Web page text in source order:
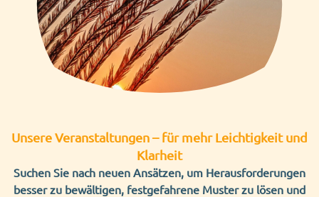
Unsere Veranstaltungen–für mehr Leichtigkeit und
Klarheit
Suchen Sie nach neuen Ansätzen, um Herausforderungen
besser zu bewältigen, festgefahrene Muster zu lösen und